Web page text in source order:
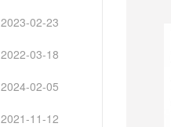
2023-02-23
2022-03-18
2024-02-05
2021-11-12